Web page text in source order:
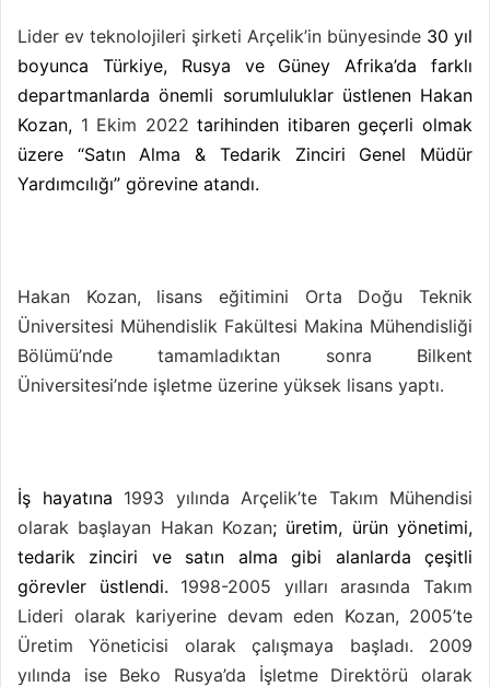
Lider ev teknolojileri şirketi Arçelik’in bünyesinde 30 yıl
boyunca Türkiye, Rusya ve Güney Afrika’da farklı
departmanlarda önemli sorumluluklar üstlenen Hakan
Kozan, 1 Ekim 2022tarihinden itibaren geçerli olmak
üzere “Satın Alma & Tedarik Zinciri Genel Müdür
Yardımcılığı” görevine atandı.
Hakan Kozan, lisans eğitimini Orta Doğu Teknik
Üniversitesi Mühendislik Fakültesi Makina Mühendisliği
Bölümü’nde tamamladıktan sonra Bilkent
Üniversitesi’nde işletme üzerine yüksek lisans yaptı.
İş hayatına 1993 yılında Arçelik’te Takım Mühendisi
olarak başlayan Hakan Kozan; üretim, ürün yönetimi,
tedarik zinciri ve satın alma gibi alanlarda çeşitli
görevler üstlendi. 1998-2005 yılları arasında Takım
Lideri olarak kariyerine devam eden Kozan, 2005’te
Üretim Yöneticisi olarak çalışmaya başladı. 2009
yılında ise Beko Rusya’da İşletme Direktörü olarak